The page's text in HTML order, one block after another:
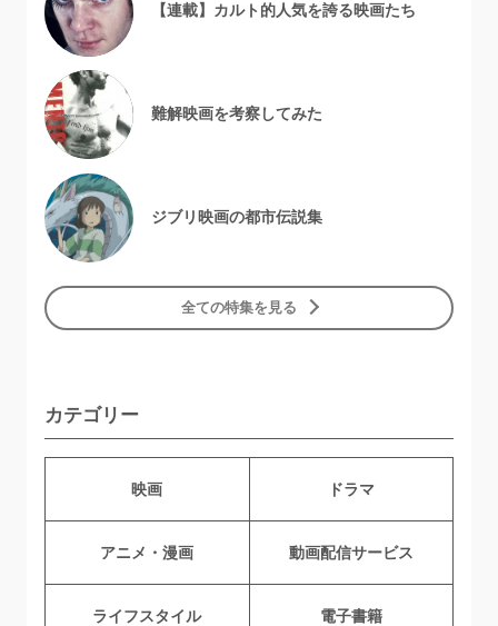
【連載】カルト的人気を誇る映画たち
難解映画を考察してみた
ジブリ映画の都市伝説集
全ての特集を見る
カテゴリー
映画 ドラマ
アニメ・漫画 動画配信サービス
ライフスタイル 電子書籍